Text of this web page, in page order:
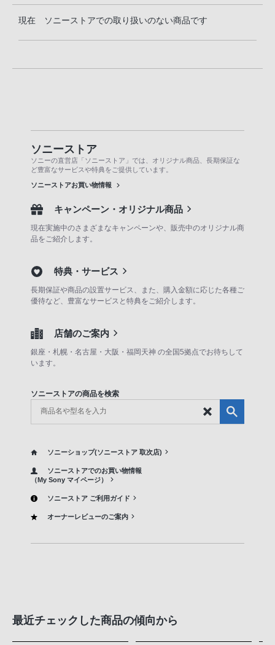
現在 ソニーストアでの取り扱いのない商品です
ソニーストア
ソニーの直営店「ソニーストア」では、オリジナル商品、長期保証な
ど豊富なサービスや特典をご提供しています。
ソニーストアお買い物情報
キャンペーン・オリジナル商品
現在実施中のさまざまなキャンペーンや、販売中のオリジナル商
品をご紹介します。
特典・サービス
長期保証や商品の設置サービス、また、購入金額に応じた各種ご
優待など、豊富なサービスと特典をご紹介します。
店舗のご案内
銀座・札幌・名古屋・大阪・福岡天神 の全国5拠点でお待ちして
います。
ソニーストアの商品を検索
ソニーショップ(ソニーストア 取次店)
ソニーストアでのお買い物情報
（My Sony マイページ）
ソニーストア ご利用ガイド
オーナーレビューのご案内
最近チェックした商品の傾向から